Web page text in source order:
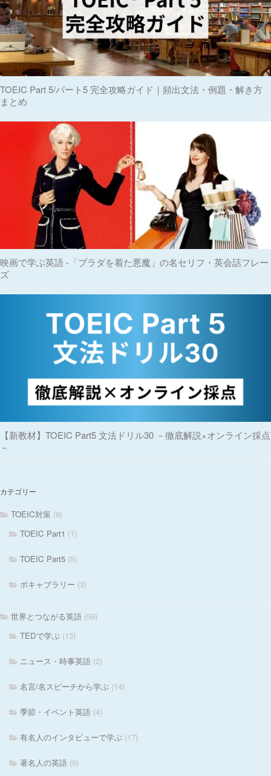
TOEIC Part 5/パート5 完全攻略ガイド｜頻出文法・例題・解き方
まとめ
映画で学ぶ英語 -「プラダを着た悪魔」の名セリフ・英会話フレー
ズ
【新教材】TOEIC Part5 文法ドリル30 －徹底解説×オンライン採点
－
カテゴリー
TOEIC対策 (9)
TOEIC Part1 (1)
TOEIC Part5 (5)
ボキャブラリー (3)
世界とつながる英語 (59)
TEDで学ぶ (13)
ニュース・時事英語 (2)
名言/名スピーチから学ぶ (14)
季節・イベント英語 (4)
有名人のインタビューで学ぶ (17)
著名人の英語 (9)